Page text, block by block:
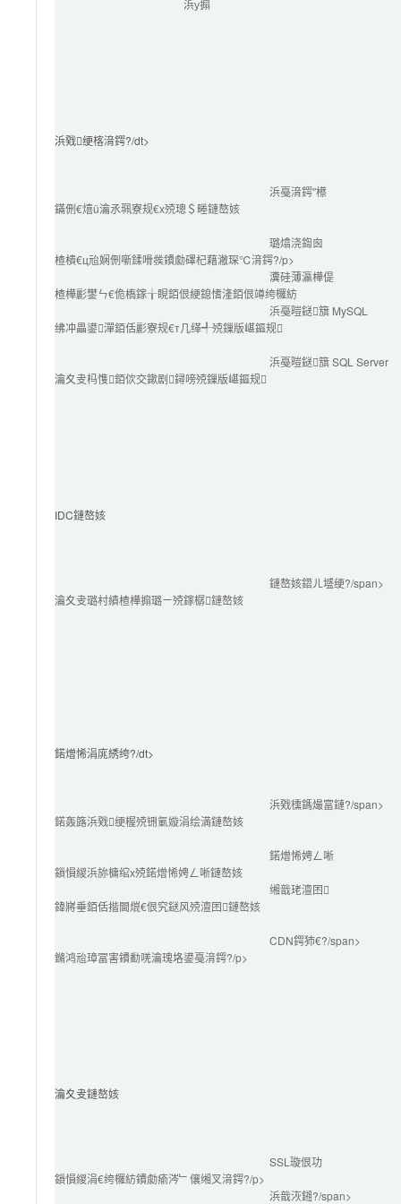
浜у搧
浜戣绠楁湇鍔?/dt>
浜戞湇鍔″櫒
鏋侀€熺ǔ瀹氶珮寮规€х殑璁＄畻鏈嶅姟
璐熻浇鍧囪
楂樻€ц兘娴侀噺鍒嗗彂鐨勮礋杞藉潎琛℃湇鍔?/p>
瀵硅薄瀛樺偍
楂樺彲鐢ㄣ€佹槗鎵╁睍銆佷綆鎴愭湰銆佷竴绔欏紡
浜戞暟鎹簱 MySQL
绋冲畾鍙潬銆佸彲寮规€т几缂╃殑鏁版嵁鏂规
浜戞暟鎹簱 SQL Server
瀹夊叏杩愯銆佽交鏉剧鐞嗙殑鏁版嵁鏂规
IDC鏈嶅姟
鏈嶅姟鍣ㄦ墭绠?/span>
瀹夊叏璐村績楂樺搧璐ㄧ殑鎵樼鏈嶅姟
鍩熷悕涓庣綉绔?/dt>
浜戣櫄鎷熶富鏈?/span>
鍩轰簬浜戣绠楃殑铏氭嫙涓绘満鏈嶅姟
鍩熷悕娉ㄥ唽
鎻愪緵浜旀槦绾х殑鍩熷悕娉ㄥ唽鏈嶅姟
缃戠珯澶囨
鍏嶈垂銆佸揩閫熴€佷究鎹风殑澶囨鏈嶅姟
CDN鍔犻€?/span>
鏅鸿兘璋冨害鐨勫唴瀹瑰垎鍙戞湇鍔?/p>
瀹夊叏鏈嶅姟
SSL璇佷功
鎻愪緵涓€绔欏紡鐨勮瘉涔﹂儴缃叉湇鍔?/p>
浜戠洃鎺?/span>